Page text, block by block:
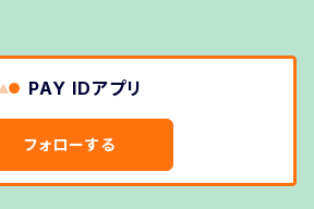
PAY IDアプリ
フォローする